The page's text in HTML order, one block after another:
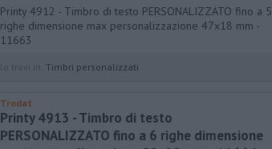
Printy 4912 - Timbro di testo PERSONALIZZATO fino a 5
righe dimensione max personalizzazione 47x18 mm -
11663
Timbri personalizzati
Trodat
Printy 4913 - Timbro di testo
PERSONALIZZATO fino a 6 righe dimensione